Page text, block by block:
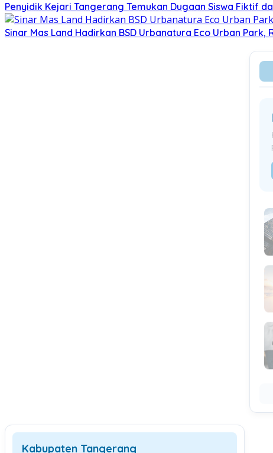
Penyidik Kejari Tangerang Temukan Dugaan Siswa Fiktif
Sinar Mas Land Hadirkan BSD Urbanatura Eco Urban Park,
Kabupaten Tangerang